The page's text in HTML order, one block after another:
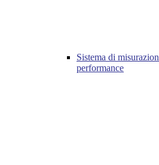
Sistema di
performance